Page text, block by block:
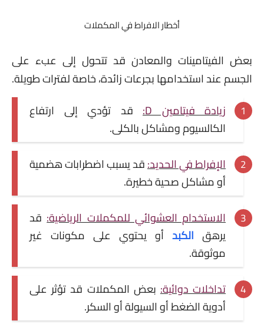
أخطار الافراط في المكملات
بعض الفيتامينات والمعادن قد تتحول إلى عبء على
الجسم عند استخدامها بجرعات زائدة، خاصة لفترات طويلة.
زيادة فيتامين D:
قد تؤدي إلى ارتفاع
الكالسيوم ومشاكل بالكلى.
الإفراط في الحديد:قد يسبب اضطرابات هضمية
أو مشاكل صحية خطيرة.
الاستخدام العشوائي للمكملات الرياضية:قد
يرهق الكبد أو يحتوي على مكونات غير
موثوقة.
تداخلات دوائية:بعض المكملات قد تؤثر على
أدوية الضغط أو السيولة أو السكر.